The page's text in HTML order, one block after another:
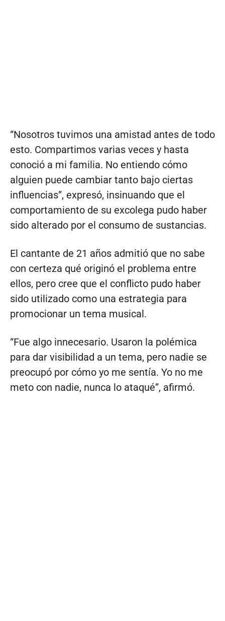
“Nosotros tuvimos una amistad antes de todo
esto. Compartimos varias veces y hasta
conoció a mi familia. No entiendo cómo
alguien puede cambiar tanto bajo ciertas
influencias”, expresó, insinuando que el
comportamiento de su excolega pudo haber
sido alterado por el consumo de sustancias.
El cantante de 21 años admitió que no sabe
con certeza qué originó el problema entre
ellos, pero cree que el conflicto pudo haber
sido utilizado como una estrategia para
promocionar un tema musical.
“Fue algo innecesario. Usaron la polémica
para dar visibilidad a un tema, pero nadie se
preocupó por cómo yo me sentía. Yo no me
meto con nadie, nunca lo ataqué”, afirmó.